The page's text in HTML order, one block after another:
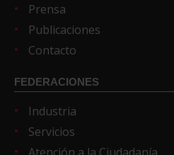
Prensa
Publicaciones
Contacto
FEDERACIONES
Industria
Servicios